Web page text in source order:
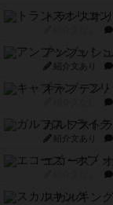
トランスオ
アンブッシ
紹介文あり
キャプテン
ガルフスト
紹介文あり
エコーズ・
スカルキング